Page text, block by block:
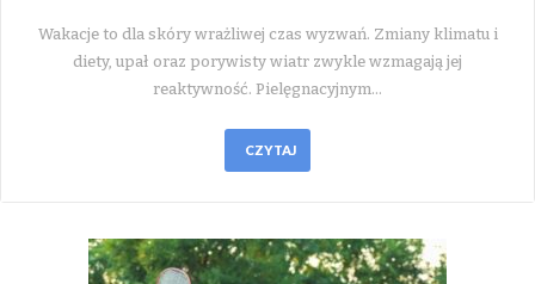
Wakacje to dla skóry wrażliwej czas wyzwań. Zmiany klimatu i
diety, upał oraz porywisty wiatr zwykle wzmagają jej
reaktywność. Pielęgnacyjnym…
CZYTAJ